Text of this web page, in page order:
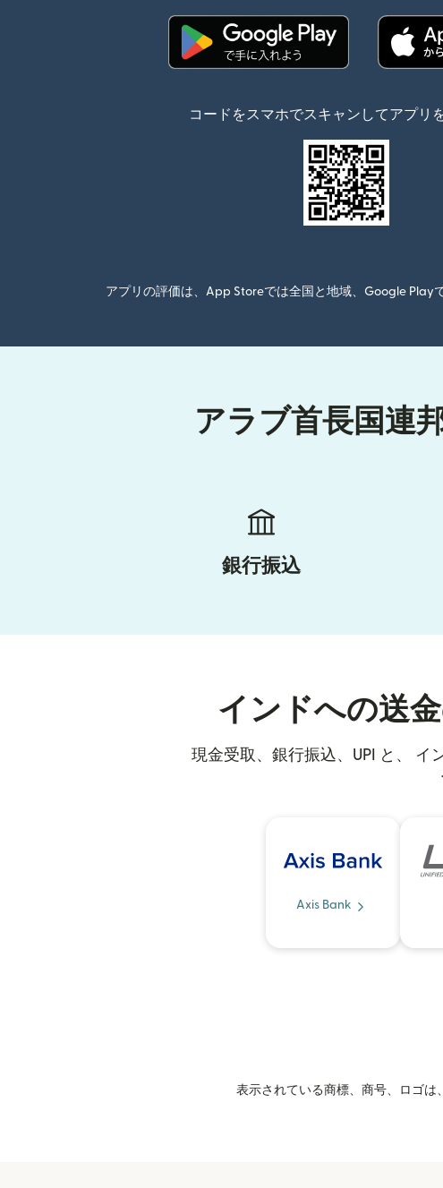
コードをスマホでスキャンしてアプリ
アプリの評価は、App Storeでは全国と地域、Google Play
アラブ首長国連
銀行振込
インドへの送
現金受取、銀行振込、UPI と、
Axis Bank
表示されている商標、商号、ロゴは